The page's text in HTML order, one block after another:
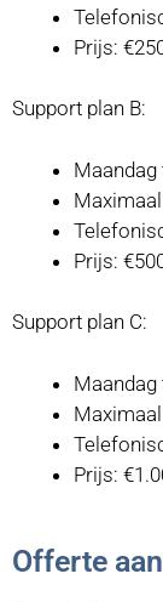
Prijs:
Support plan B:
Prijs:
Support plan C:
Prijs:
Offerte